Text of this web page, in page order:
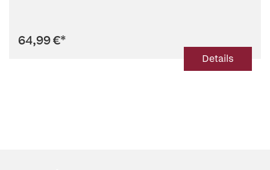
64,99 €*
Details